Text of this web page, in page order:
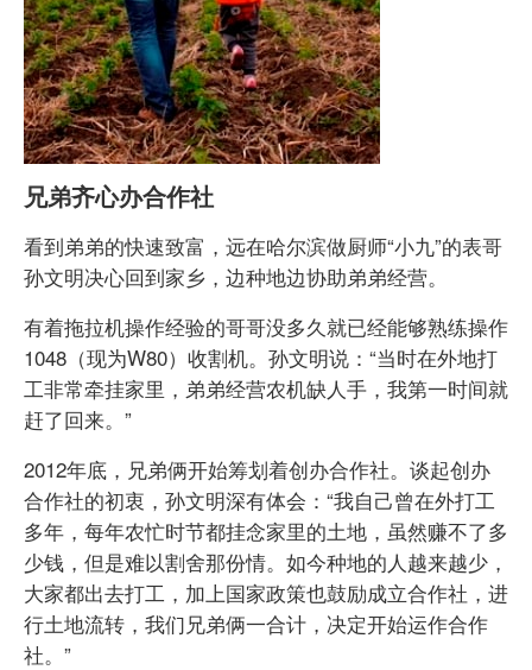
兄弟齐心办合作社
看到弟弟的快速致富，远在哈尔滨做厨师“小九”的表哥
孙文明决心回到家乡，边种地边协助弟弟经营。
有着拖拉机操作经验的哥哥没多久就已经能够熟练操作
1048（现为W80）收割机。孙文明说：“当时在外地打
工非常牵挂家里，弟弟经营农机缺人手，我第一时间就
赶了回来。”
2012年底，兄弟俩开始筹划着创办合作社。谈起创办
合作社的初衷，孙文明深有体会：“我自己曾在外打工
多年，每年农忙时节都挂念家里的土地，虽然赚不了多
少钱，但是难以割舍那份情。如今种地的人越来越少，
大家都出去打工，加上国家政策也鼓励成立合作社，进
行土地流转，我们兄弟俩一合计，决定开始运作合作
社。”